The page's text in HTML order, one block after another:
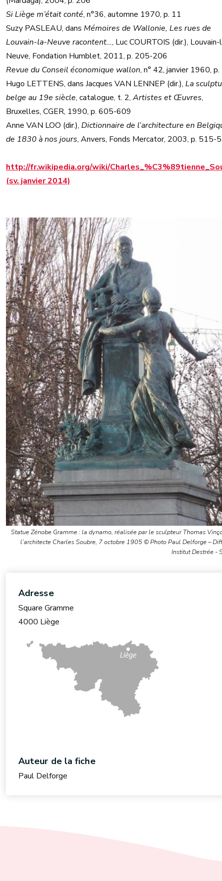
Si Liège m’était conté, n°36, automne 1970, p. 11
Suzy PASLEAU, dans Mémoires de Wallonie, Les rues de
Louvain-la-Neuve racontent…, Luc COURTOIS (dir.),
Neuve, Fondation Humblet, 2011, p. 205-206
Revue du Conseil économique wallon, n° 42, janvier 1960,
Hugo LETTENS, dans Jacques VAN LENNEP (dir.), La
belge au 19e siècle, catalogue, t. 2, Artistes et Œuvres,
Bruxelles, CGER, 1990, p. 605-609
Anne VAN LOO (dir.), Dictionnaire de l’architecture en
de 1830 à nos jours, Anvers, Fonds Mercator, 2003, p. 515-
http://fr.wikipedia.org/wiki/
(sv. janvier 2014)
Statue Zénobe Gramme : la dynamo, réalisée par le sculpteur Thomas
l’architecte Charles Soubre, 7 octobre 1905 © Photo Paul Delforge –
Institut Destrée -
Adresse
Square Gramme
4000 Liège
Auteur de la fiche
Paul Delforge